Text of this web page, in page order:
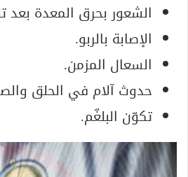
الشعور بحرق المعدة بعد
الإصابة بالربو.
السعال المزمن.
حدوث آلام في الحلق
تكوّن البلغّم.